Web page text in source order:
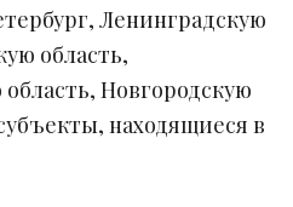
Ленинградскую
область,
Новгородскую
находящиеся в